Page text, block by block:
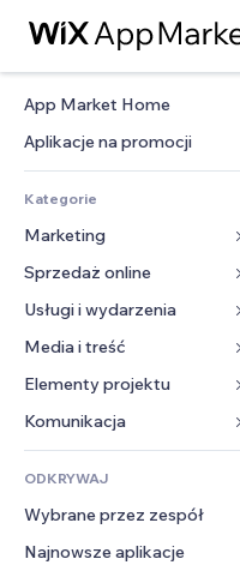
App Market Home
Aplikacje na promocji
Kategorie
Marketing
Reklamy
Smartfon
Analityka
Listy witryn
E-mail
Sprzedaż online
Aplikacje do sklepów
Wysyłka i dostawa
Przyciski sprzedaży
Rachunkowość
Kupony i lojalność
Rozwiązania dla
magazynowania
Usługi i wydarzenia
Hotele
Wydarzenia
Restauracje
Nieruchomości
Rezerwacje
Media i treść
Galeria
Muzyka
Podkasty
Fotografia
Film
PDF
Elementy projektu
Mapy i nawigacja
Prywatność i bezpieczeństwo
Zegar
Szablony stron
Efekty obrazu
Formularze
Ankiety
Czat
ODKRYWAJ
Wybrane przez zespół
Najnowsze aplikacje